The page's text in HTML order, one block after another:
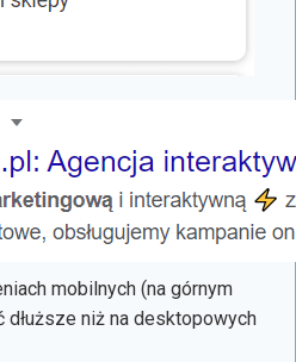
mobilnych (na górnym
dłuższe niż na desktopowych